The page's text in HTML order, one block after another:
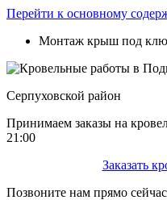
Перейти к основному
Монтаж крыш под
Серпуховской район
Принимаем заказы на
21:00
Заказать
Позвоните нам прямо сейчас